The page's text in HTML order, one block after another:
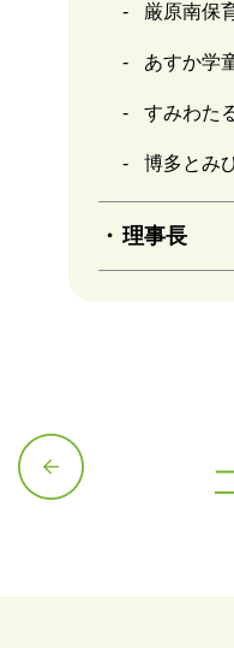
厳原南保
あすか学
すみわた
博多とみ
理事長